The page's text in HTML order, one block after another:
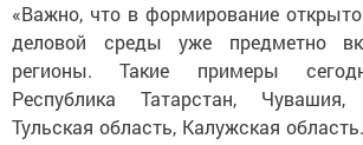
«Важно, что в формирование
деловой среды уже предметно
регионы. Такие примеры
Республика Татарстан,
Тульская область, Калужская